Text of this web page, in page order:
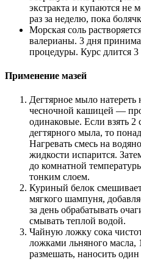
экстракта и купаются не
раз за неделю, пока
Морская соль
валерианы. 3 дня
процедуры. Курс длится
Применение мазей
Дегтярное мыло натереть
чесночной кашицей —
одинаковые. Если взять
дегтярного мыла, то
Нагревать смесь на
жидкости испарится.
до комнатной
тонким слоем.
Куриный белок
мягкого шампуня,
за день обрабатывать
смывать теплой водой.
Чайную ложку сока
ложками льняного масла,
размешать, наносить один